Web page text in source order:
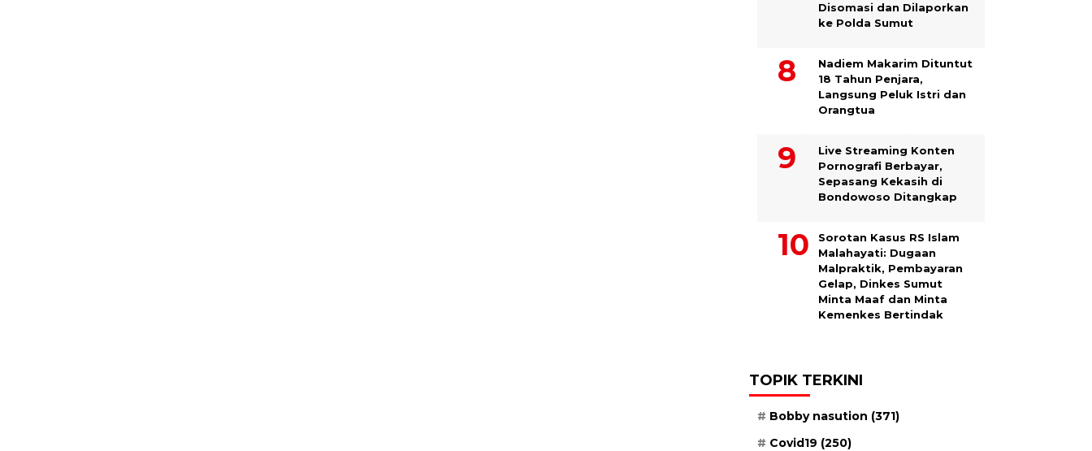
Disomasi dan Dilaporkan
ke Polda Sumut
​Nadiem Makarim Dituntut
18 Tahun Penjara,
Langsung Peluk Istri dan
Orangtua
Live Streaming Konten
Pornografi Berbayar,
Sepasang Kekasih di
Bondowoso Ditangkap
Sorotan Kasus RS Islam
Malahayati: Dugaan
Malpraktik, Pembayaran
Gelap, Dinkes Sumut
Minta Maaf dan Minta
Kemenkes Bertindak
TOPIK TERKINI
Bobby nasution (371)
Covid19 (250)